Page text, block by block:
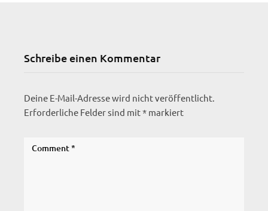
Schreibe einen Kommentar
Deine E-Mail-Adresse wird nicht veröffentlicht.
Erforderliche Felder sind mit* markiert